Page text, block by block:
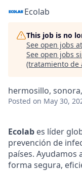
Ecolab
This job is no
See open jobs at
See open jobs
(tratamiento de
hermosillo,
Posted on May 30,
Ecolab es líder
prevención de
países. Ayudamos
forma segura,